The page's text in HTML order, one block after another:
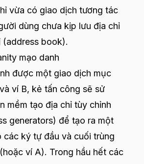
vừa có giao dịch tương tác
dùng chưa kịp lưu địa chỉ
(address book).
mạo danh
được một giao dịch mục
ví B, kẻ tấn công sẽ sử
mềm tạo địa chỉ tùy chỉnh
generators) để tạo ra một
các ký tự đầu và cuối trùng
ví A). Trong hầu hết các